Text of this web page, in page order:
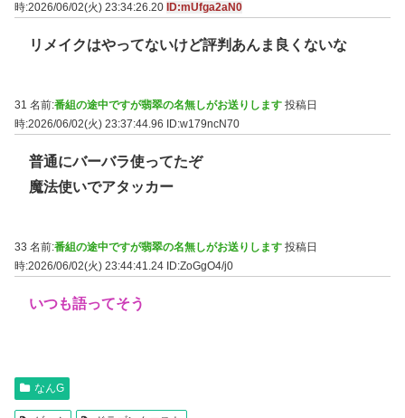
時:2026/06/02(火) 23:34:26.20 ID:mUfga2aN0
リメイクはやってないけど評判あんま良くないな
31 名前:番組の途中ですが翡翠の名無しがお送りします 投稿日
時:2026/06/02(火) 23:37:44.96
ID:w179ncN70
普通にバーバラ使ってたぞ
魔法使いでアタッカー
33 名前:番組の途中ですが翡翠の名無しがお送りします 投稿日
時:2026/06/02(火) 23:44:41.24 ID:ZoGgO4/j0
いつも語ってそう
なんG